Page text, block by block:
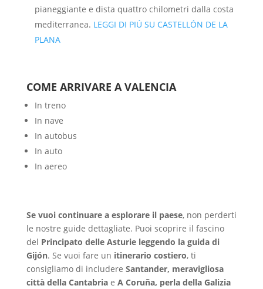
pianeggiante e dista quattro chilometri dalla costa
mediterranea. LEGGI DI PIÚ SU CASTELLÓN DE LA
PLANA
COME ARRIVARE A VALENCIA
In treno
In nave
In autobus
In auto
In aereo
Se vuoi continuare a esplorare il paese, non perderti
le nostre guide dettagliate. Puoi scoprire il fascino
del Principato delle Asturie leggendo la guida di
Gijón. Se vuoi fare un itinerario costiero, ti
consigliamo di includere Santander, meravigliosa
città della Cantabriae A Coruña, perla della Galizia